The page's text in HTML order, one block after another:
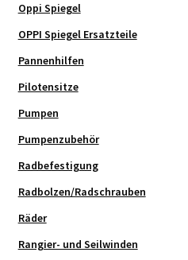
Oppi Spiegel
OPPI Spiegel Ersatzteile
Pannenhilfen
Pilotensitze
Pumpen
Pumpenzubehör
Radbefestigung
Radbolzen/Radschrauben
Räder
Rangier- und Seilwinden